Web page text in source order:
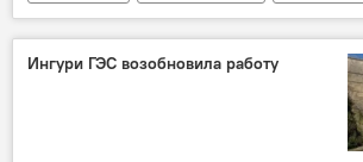
ЭКОНОМИКА
Колумнисты
АНАЛИТИКА
Беларусь
Ингури ГЭС возобновила работу